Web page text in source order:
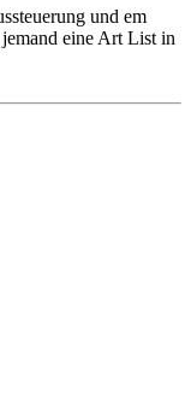
und em
eine Art List in